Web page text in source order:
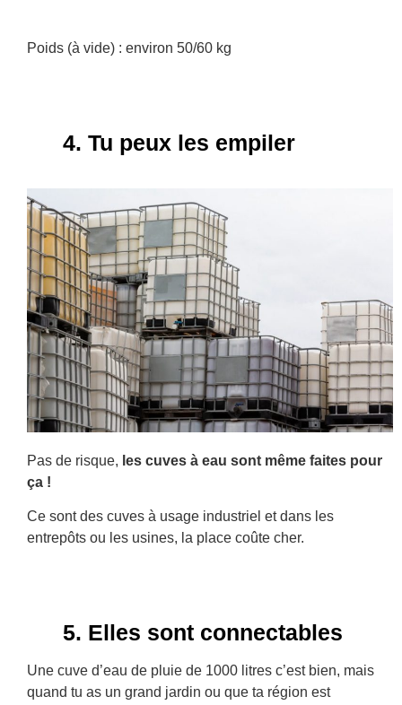
Poids (à vide) : environ 50/60 kg
4. Tu peux les empiler
Pas de risque, les cuves à eau sont même faites pour
ça !
Ce sont des cuves à usage industriel et dans les
entrepôts ou les usines, la place coûte cher.
5. Elles sont connectables
Une cuve d’eau de pluie de 1000 litres c’est bien, mais
quand tu as un grand jardin ou que ta région est